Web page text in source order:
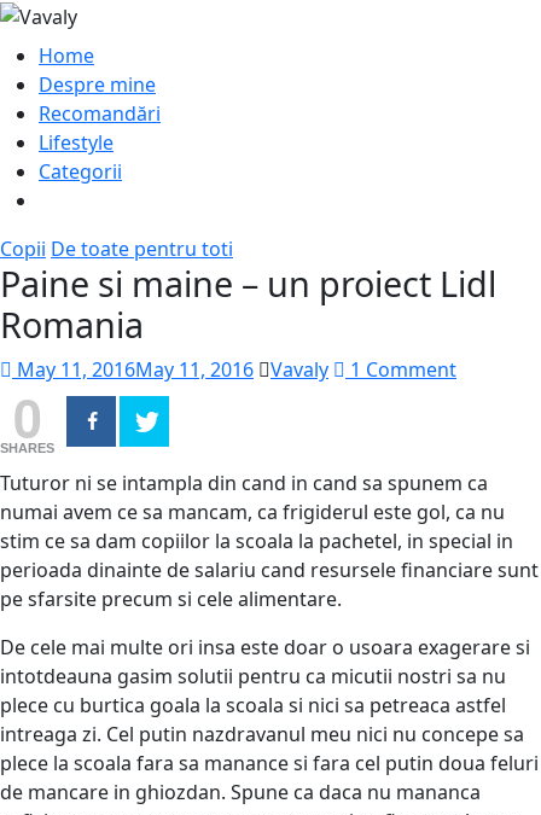
Home
Despre mine
Recomandări
Lifestyle
Categorii
Copii De toate pentru toti
Paine si maine – un proiect Lidl
Romania
May 11, 2016May 11, 2016 Vavaly 1 Comment
0
SHARES
Tuturor ni se intampla din cand in cand sa spunem ca
numai avem ce sa mancam, ca frigiderul este gol, ca nu
stim ce sa dam copiilor la scoala la pachetel, in special in
perioada dinainte de salariu cand resursele financiare sunt
pe sfarsite precum si cele alimentare.
De cele mai multe ori insa este doar o usoara exagerare si
intotdeauna gasim solutii pentru ca micutii nostri sa nu
plece cu burtica goala la scoala si nici sa petreaca astfel
intreaga zi. Cel putin nazdravanul meu nici nu concepe sa
plece la scoala fara sa manance si fara cel putin doua feluri
de mancare in ghiozdan. Spune ca daca nu mananca